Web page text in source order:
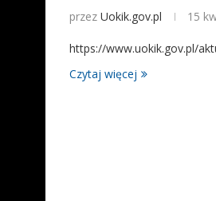
przez Uokik.gov.pl 15
https://www.uokik.gov.pl/
Czytaj więcej